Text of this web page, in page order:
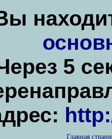
5
Главная